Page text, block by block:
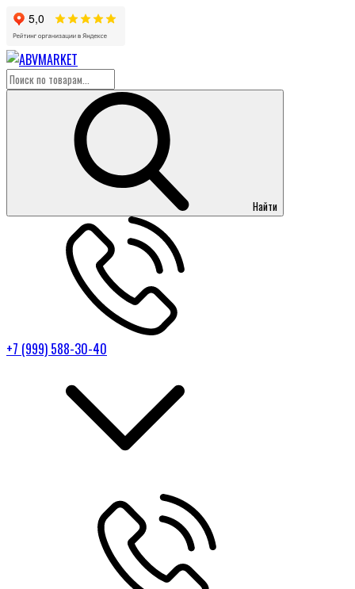
Найти
+7 (999) 588-30-40